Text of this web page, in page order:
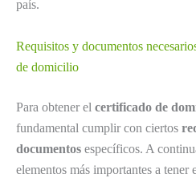
país.
Requisitos y documentos
de domicilio
Para obtener el certificado de
fundamental cumplir con ciertos
documentos específicos. A
elementos más importantes a tener